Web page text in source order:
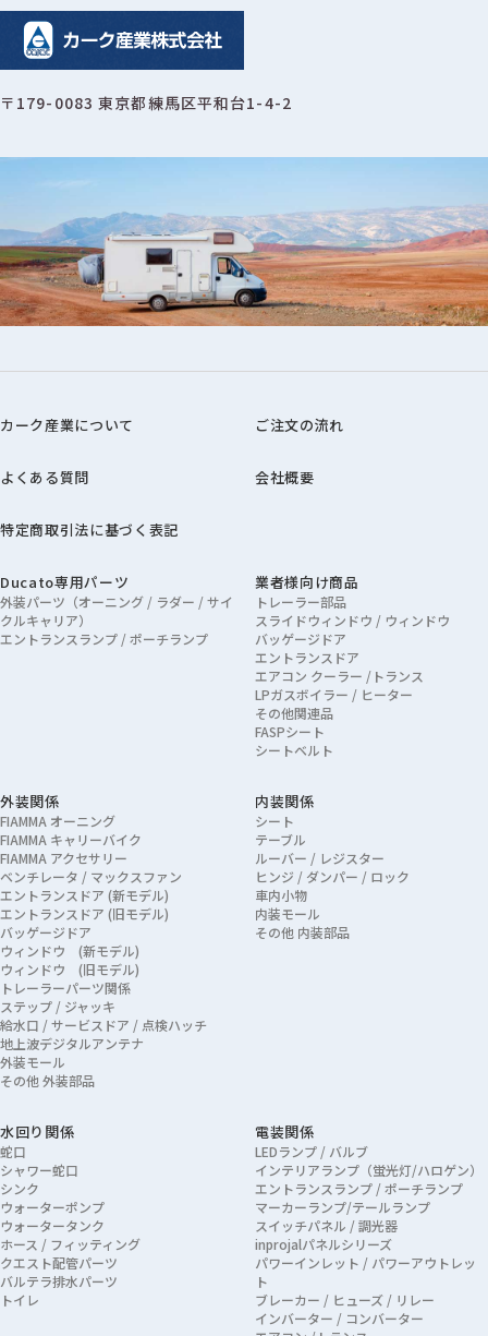
〒179-0083 東京都練馬区平和台1-4-2
カーク産業について ご注文の流れ
よくある質問 会社概要
特定商取引法に基づく表記
Ducato専用パーツ
外装パーツ（オーニング / ラダー / サイ
クルキャリア）
エントランスランプ / ポーチランプ
業者様向け商品
トレーラー部品
スライドウィンドウ / ウィンドウ
バッゲージドア
エントランスドア
エアコン クーラー /トランス
LPガスボイラー / ヒーター
その他関連品
FASPシート
シートベルト
外装関係
FIAMMA オーニング
FIAMMA キャリーバイク
FIAMMA アクセサリー
ベンチレータ / マックスファン
エントランスドア (新モデル)
エントランスドア (旧モデル)
バッゲージドア
ウィンドウ (新モデル)
ウィンドウ (旧モデル)
トレーラーパーツ関係
ステップ / ジャッキ
給水口 / サービスドア / 点検ハッチ
地上波デジタルアンテナ
外装モール
その他 外装部品
内装関係
シート
テーブル
ルーバー / レジスター
ヒンジ / ダンパー / ロック
車内小物
内装モール
その他 内装部品
水回り関係
蛇口
シャワー蛇口
シンク
ウォーターポンプ
ウォータータンク
ホース / フィッティング
クエスト配管パーツ
バルテラ排水パーツ
トイレ
電装関係
LEDランプ / バルブ
インテリアランプ（蛍光灯/ハロゲン）
エントランスランプ / ポーチランプ
マーカーランプ/テールランプ
スイッチパネル / 調光器
inprojalパネルシリーズ
パワーインレット / パワーアウトレッ
ト
ブレーカー / ヒューズ / リレー
インバーター / コンバーター